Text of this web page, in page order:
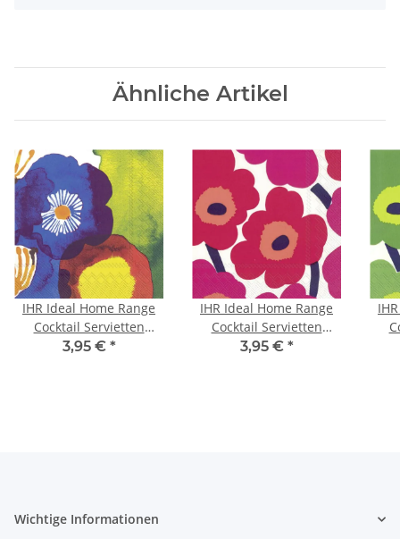
Ähnliche Artikel
IHR Ideal Home Range
Cocktail Servietten
Juhannustaika 25 x 25
3,95 € *
IHR Ideal Home Range
Cocktail Servietten
Unikko Red 25 x 25 cm
3,95 € *
Wichtige Informationen